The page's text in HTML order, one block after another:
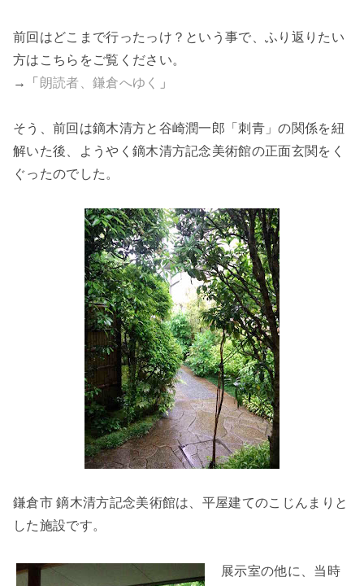
前回はどこまで行ったっけ？という事で、ふり返りたい
方はこちらをご覧ください。
→「 朗読者、鎌倉へゆく 」
そう、前回は鏑木清方と谷崎潤一郎「刺青」の関係を紐
解いた後、ようやく鏑木清方記念美術館の正面玄関をく
ぐったのでした。
鎌倉市 鏑木清方記念美術館は、平屋建てのこじんまりと
した施設です。
展示室の他に、当時